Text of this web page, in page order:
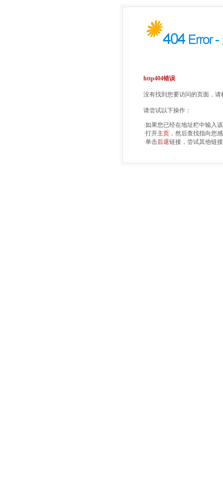
http404错误
没有找到您要访问的页面，
请尝试以下操作：
·如果您已经在地址栏中输入
·打开主页 ，然后查找指向您
·单击后退链接，尝试其他链